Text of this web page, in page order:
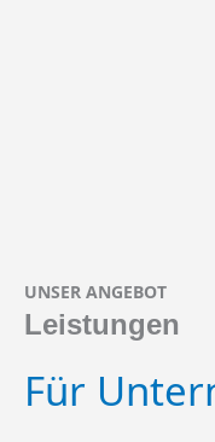
UNSER ANGEBOT
Leistungen
Für